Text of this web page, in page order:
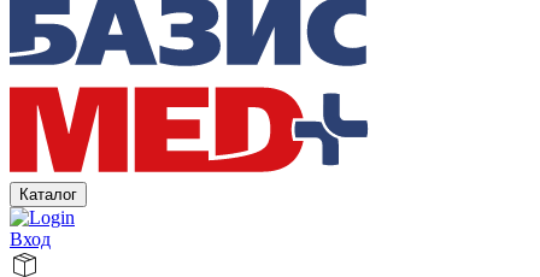
Каталог
Вход